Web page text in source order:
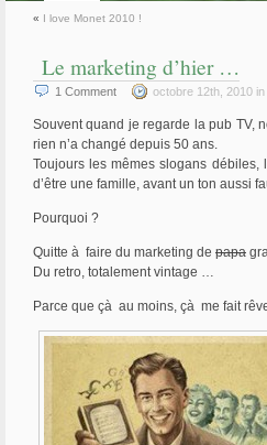
« I love Monet 2010 !
Le marketing d’hier …
1 Comment octobre 12th, 2010 in
Souvent quand je regarde la pub TV,
rien n’a changé depuis 50 ans.
Toujours les mêmes slogans débiles,
d’être une famille, avant un ton aussi
Pourquoi ?
Quitte à faire du marketing de papa
Du retro, totalement vintage …
Parce que çà au moins, çà me fait